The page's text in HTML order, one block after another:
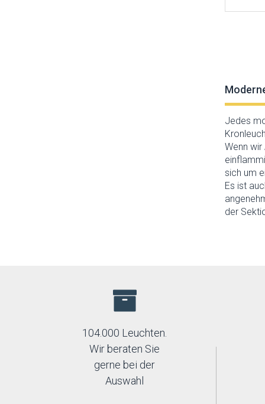
Jedes
Wenn
sich um
Es ist
der
104.000 Leuchten.
Wir beraten Sie
gerne bei der
Auswahl